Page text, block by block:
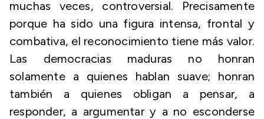
muchas veces, controversial. Precisamente
porque ha sido una figura intensa, frontal y
combativa, el reconocimiento tiene más valor.
Las democracias maduras no honran
solamente a quienes hablan suave; honran
también a quienes obligan a pensar, a
responder, a argumentar y a no esconderse